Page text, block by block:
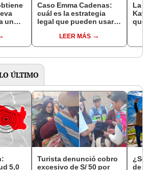
un
Perú
Caso Emma Cadenas:
cuál es la estrategia
legal que pueden usar
Perú para lograr el
cambio de nombre
LEER MÁS
La
que
ÚLTIMO
5,0
Turista denunció cobro
excesivo de S/ 50 por
¿Se
de